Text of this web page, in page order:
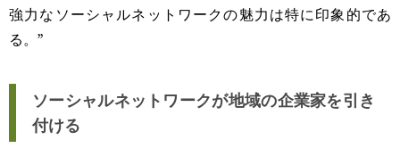
強力なソーシャルネットワークの魅力は特に印象的であ
る。”
ソーシャルネットワークが地域の企業家を引き
付ける